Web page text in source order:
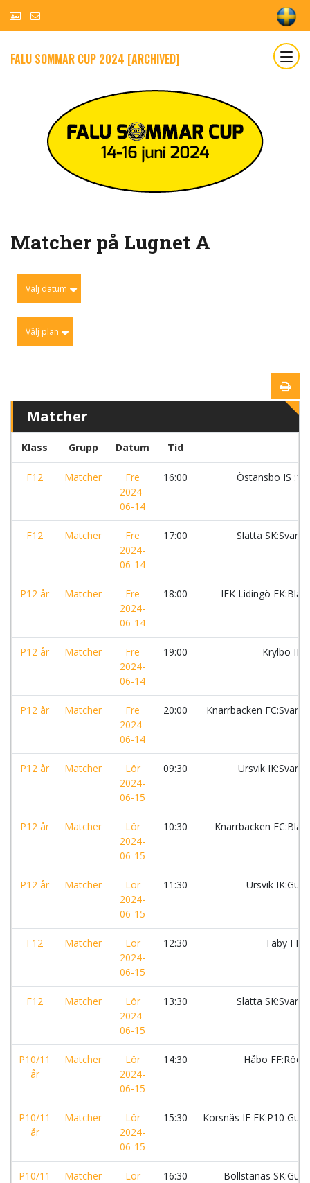
FALU SOMMAR CUP 2024 [ARCHIVED]
Matcher på Lugnet A
Välj datum
Välj plan
Matcher
Klass Grupp Datum Tid
F12 Matcher
Fre
2024-
06-14
16:00 Östansbo IS :1
F12 Matcher
Fre
2024-
06-14
17:00 Slätta SK:Svart
P12 år Matcher
Fre
2024-
06-14
18:00 IFK Lidingö FK:Blå
P12 år Matcher
Fre
2024-
06-14
19:00 Krylbo IF
P12 år Matcher
Fre
2024-
06-14
20:00 Knarrbacken FC:Svart
P12 år Matcher
Lör
2024-
06-15
09:30 Ursvik IK:Svart
P12 år Matcher
Lör
2024-
06-15
10:30 Knarrbacken FC:Blå
P12 år Matcher
Lör
2024-
06-15
11:30 Ursvik IK:Gul
F12 Matcher
Lör
2024-
06-15
12:30 Täby FK
F12 Matcher
Lör
2024-
06-15
13:30 Slätta SK:Svart
P10/11
år
Matcher
Lör
2024-
06-15
14:30 Håbo FF:Röd
P10/11
år
Matcher
Lör
2024-
06-15
15:30 Korsnäs IF FK:P10 Gul
P10/11
Matcher
Lör
16:30 Bollstanäs SK:Gul